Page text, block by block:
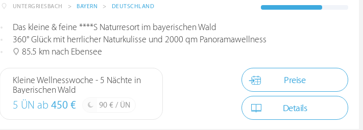
UNTERGRIESBACH > BAYERN > DEUTSCHLAND
Das kleine & feine ****S Naturresort im bayerischen Wald
360° Glück mit herrlicher Naturkulisse und 2000 qm Panoramawellness
85.5 km nach Ebensee
Kleine Wellnesswoche - 5 Nächte in
Bayerischen Wald
5 ÜN ab 450 € 90 € / ÜN
Preise
Details